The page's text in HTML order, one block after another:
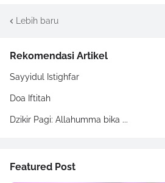
Lebih baru
Rekomendasi Artikel
Sayyidul Istighfar
Doa Iftitah
Dzikir Pagi: Allahumma bika ...
Featured Post